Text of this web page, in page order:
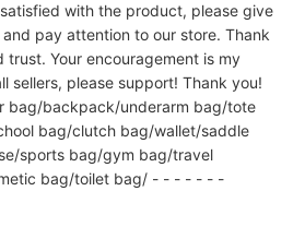
with the product, please give
pay attention to our store. Thank
Your encouragement is my
sellers, please support! Thank you!
bag/backpack/underarm bag/tote
bag/clutch bag/wallet/saddle
sports bag/gym bag/travel
bag/toilet bag/ - - - - - - -